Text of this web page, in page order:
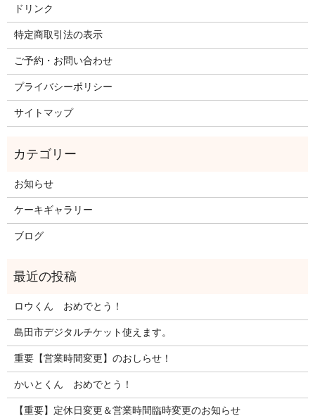
ドリンク
特定商取引法の表示
ご予約・お問い合わせ
プライバシーポリシー
サイトマップ
お知らせ
ケーキギャラリー
ブログ
ロウくん おめでとう！
島田市デジタルチケット使えます。
重要【営業時間変更】のおしらせ！
かいとくん おめでとう！
【重要】定休日変更＆営業時間臨時変更のお知らせ